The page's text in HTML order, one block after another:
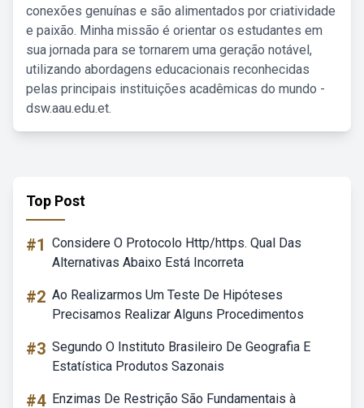
conexões genuínas e são alimentados por criatividade
e paixão. Minha missão é orientar os estudantes em
sua jornada para se tornarem uma geração notável,
utilizando abordagens educacionais reconhecidas
pelas principais instituições acadêmicas do mundo -
dsw.aau.edu.et.
Top Post
#1 Considere O Protocolo Http/https. Qual Das
Alternativas Abaixo Está Incorreta
#2 Ao Realizarmos Um Teste De Hipóteses
Precisamos Realizar Alguns Procedimentos
#3 Segundo O Instituto Brasileiro De Geografia E
Estatística Produtos Sazonais
#4 Enzimas De Restrição São Fundamentais à